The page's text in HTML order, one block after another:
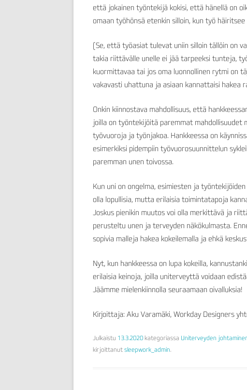
että jokainen työntekijä kokisi, että hänellä on
omaan työhönsä etenkin silloin, kun työ häiritsee
(Se, että työasiat tulevat uniin silloin tällöin on
takia riittävälle unelle ei jää tarpeeksi tunteja,
kuormittavaa tai jos oma luonnollinen rytmi on
vakavasti uhattuna ja asiaan kannattaisi hakea
Onkin kiinnostava mahdollisuus, että
joilla on työntekijöitä paremmat mahdollisuudet
työvuoroja ja työnjakoa. Hankkeessa on
esimerkiksi pidempiin työvuorosuunnittelun
paremman unen toivossa.
Kun uni on ongelma, esimiesten ja
olla lopullisia, mutta erilaisia toimintatapoja
Joskus pienikin muutos voi olla merkittävä ja
perusteltu unen ja terveyden näkökulmasta.
sopivia malleja hakea kokeilemalla ja ehkä
Nyt, kun hankkeessa on lupa kokeilla,
erilaisia keinoja, joilla uniterveyttä voidaan
Jäämme mielenkiinnolla seuraamaan oivalluksia!
Kirjoittaja: Aku Varamäki, Workday Designers
Julkaistu 13.3.2020 kategoriassa Uniterveyden
kirjoittanut sleepwork_admin.